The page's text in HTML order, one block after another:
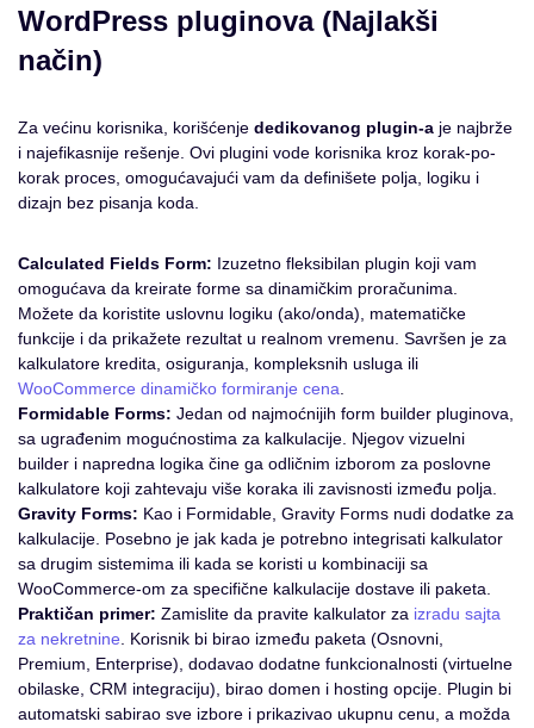
WordPress pluginova (Najlakši
način)
Za većinu korisnika, korišćenje dedikovanog plugin-a je najbrže
i najefikasnije rešenje. Ovi plugini vode korisnika kroz korak-po-
korak proces, omogućavajući vam da definišete polja, logiku i
dizajn bez pisanja koda.
Calculated Fields Form: Izuzetno fleksibilan plugin koji vam
omogućava da kreirate forme sa dinamičkim proračunima.
Možete da koristite uslovnu logiku (ako/onda), matematičke
funkcije i da prikažete rezultat u realnom vremenu. Savršen je za
kalkulatore kredita, osiguranja, kompleksnih usluga ili
WooCommerce dinamičko formiranje cena
Formidable Forms: Jedan od najmoćnijih form builder pluginova,
sa ugrađenim mogućnostima za kalkulacije. Njegov vizuelni
builder i napredna logika čine ga odličnim izborom za poslovne
kalkulatore koji zahtevaju više koraka ili zavisnosti između polja.
Gravity Forms: Kao i Formidable, Gravity Forms nudi dodatke za
kalkulacije. Posebno je jak kada je potrebno integrisati kalkulator
sa drugim sistemima ili kada se koristi u kombinaciji sa
WooCommerce-om za specifične kalkulacije dostave ili paketa.
Praktičan primer: Zamislite da pravite kalkulator za izradu sajta
za nekretnine . Korisnik bi birao između paketa (Osnovni,
Premium, Enterprise), dodavao dodatne funkcionalnosti (virtuelne
obilaske, CRM integraciju), birao domen i hosting opcije. Plugin bi
automatski sabirao sve izbore i prikazivao ukupnu cenu, a možda